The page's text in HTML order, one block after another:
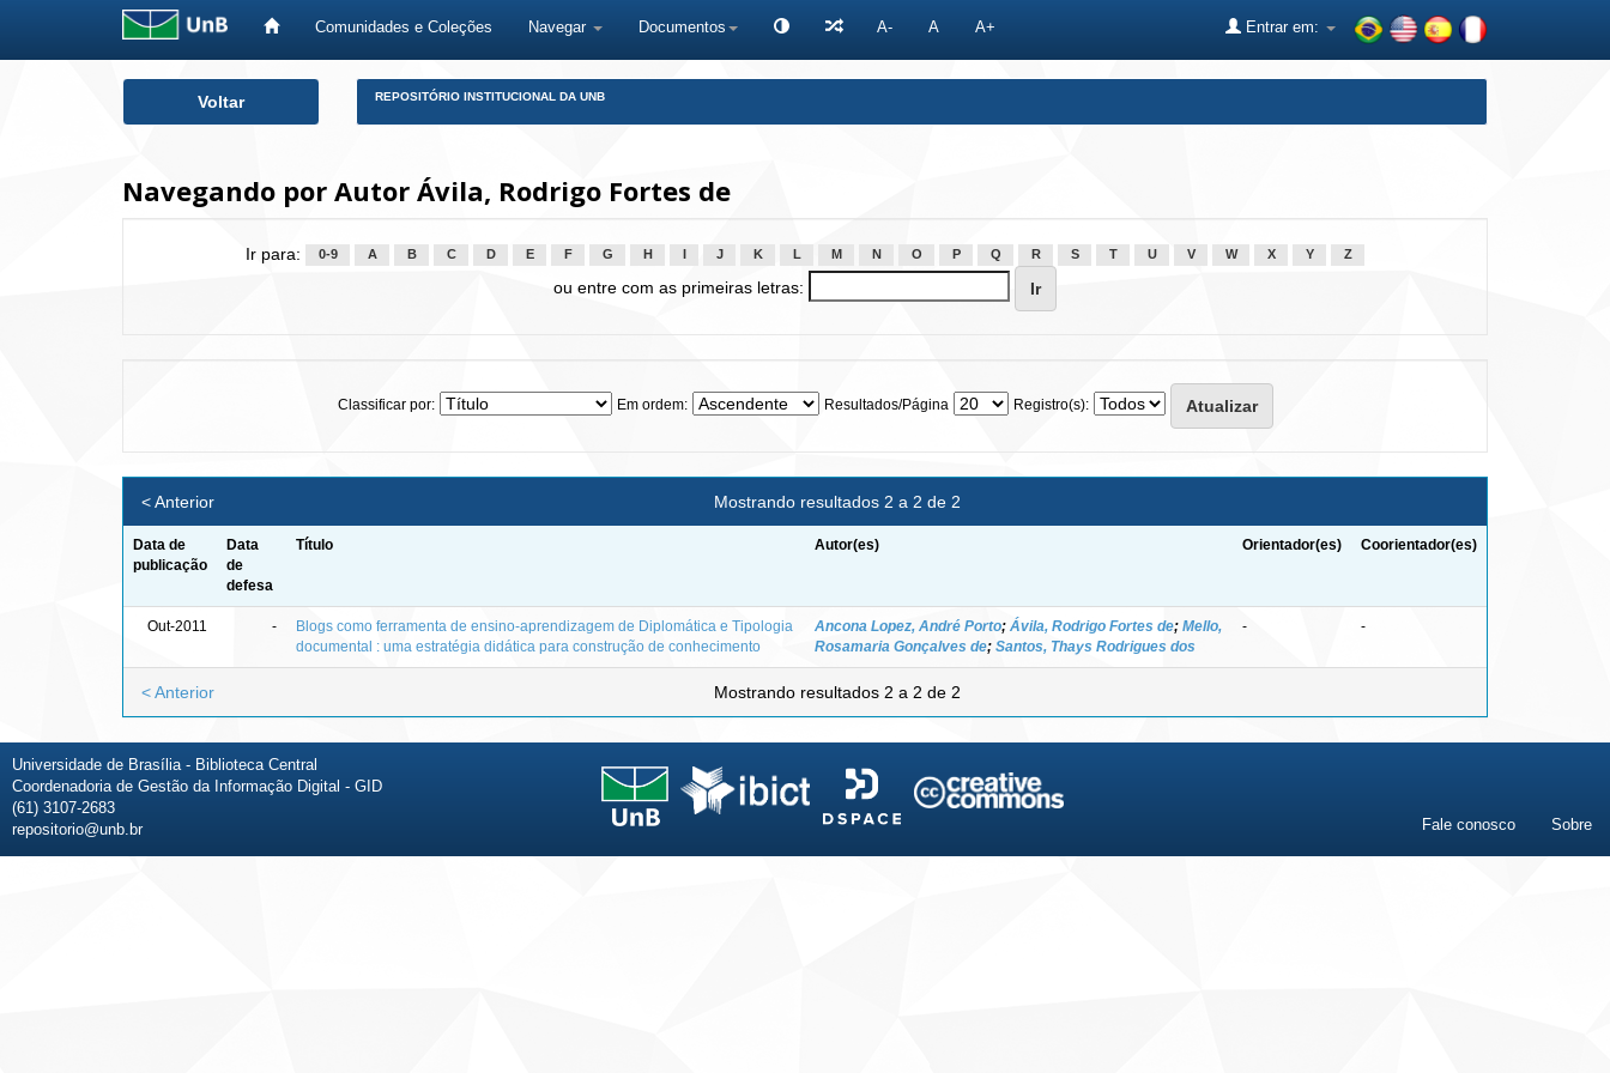
Comunidades e Coleções Navegar Documentos A- A A+ Entrar em:
Voltar REPOSITÓRIO INSTITUCIONAL DA UNB
Navegando por Autor Ávila, Rodrigo Fortes de
Ir para: 0-9 A B C D E F G H J K L M N O P Q R S T U V W X Y Z
ou entre com as primeiras letras:
Classificar por: Em ordem: Resultados/Página Registro(s):
Mostrando resultados 2 a 2 de 2
< Anterior
Data de
publicação
Data
de
defesa
Título Autor(es) Orientador(es) Coorientador(es)
Out-2011 -
Blogs como ferramenta de ensino-aprendizagem de Diplomática e Tipologia
documental : uma estratégia didática para construção de conhecimento
Ancona Lopez, André Porto; Ávila, Rodrigo Fortes de; Mello,
Rosamaria Gonçalves de; Santos, Thays Rodrigues dos
- -
Mostrando resultados 2 a 2 de 2
< Anterior
Universidade de Brasília - Biblioteca Central
Coordenadoria de Gestão da Informação Digital - GID
(61) 3107-2683
repositorio@unb.br
Fale conosco Sobre